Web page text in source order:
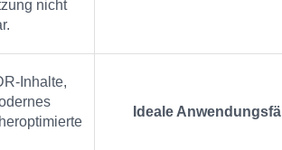
nicht
Ideale